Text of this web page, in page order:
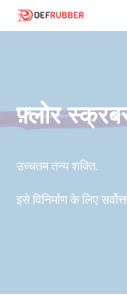
छोड़कर
फ़्लोर
उच्चतम तन्य शक्ति.
इसे विनिर्माण के लिए